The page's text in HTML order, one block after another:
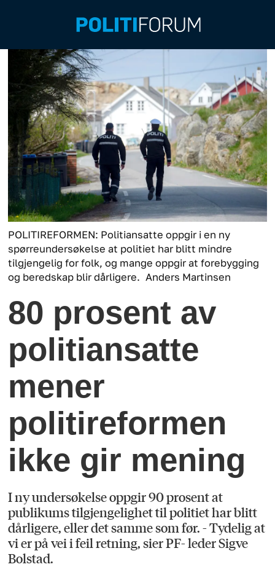
POLITIREFORMEN: Politiansatte oppgir i en ny
spørreundersøkelse at politiet har blitt mindre
tilgjengelig for folk, og mange oppgir at forebygging
og beredskap blir dårligere. Anders Martinsen
80 prosent av
politiansatte
mener
politireformen
ikke gir mening
I ny undersøkelse oppgir 90 prosent at
publikums tilgjengelighet til politiet har blitt
dårligere, eller det samme som før. - Tydelig at
vi er på vei i feil retning, sier PF- leder Sigve
Bolstad.